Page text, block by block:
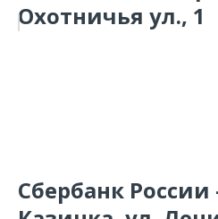
Охотничья ул., 1
Сбербанк России